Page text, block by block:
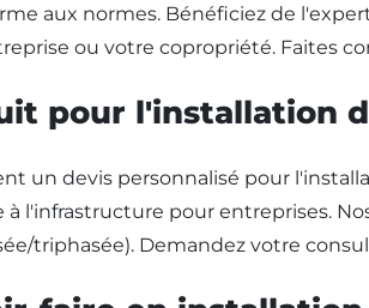
aux normes. Bénéficiez de
ou votre copropriété. Faites
pour l'installation
un devis personnalisé pour
l'infrastructure pour entreprises.
triphasée). Demandez votre